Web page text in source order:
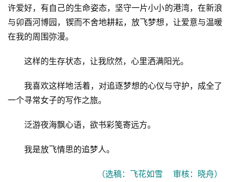
许爱好，有自己的生命姿态，坚守一片小小的港湾，在新浪
与卯酉河博园，锲而不舍地耕耘，放飞梦想，让爱意与温暖
在我的周围弥漫。
这样的生存状态，让我欣然，心里洒满阳光。
我喜欢这样地活着，对追逐梦想的心仪与守护，成全了
一个寻常女子的写作之旅。
泛游夜海飘心语，欲书彩笺寄远方。
我是放飞情思的追梦人。
（选稿：飞花如雪    审核：晓舟）